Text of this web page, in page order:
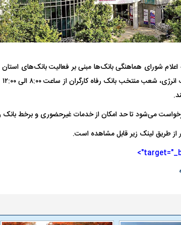
اعلام شورای هماهنگی بانک‌ها مبنی بر فعالیت بانک‌های
می‌شود تا حد امکان از خدمات غیرحضوری و برخط بانک
طریق لینک زیر قابل مشاهده است.
چیست؟